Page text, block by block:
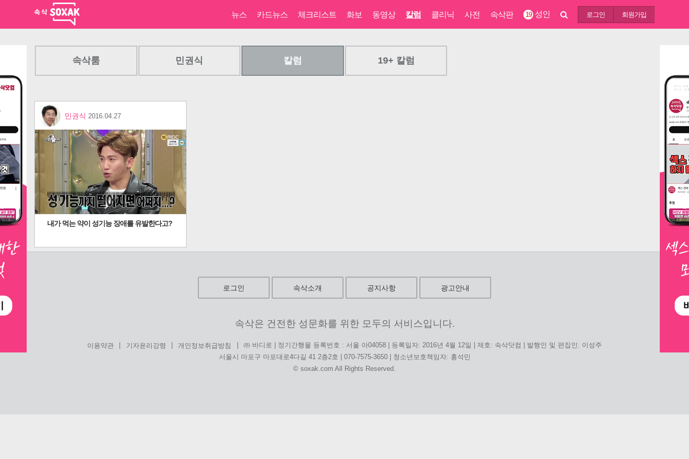
뉴스 카드뉴스 체크리스트 화보 동영상 칼럼 클리닉 사전 속삭판 19 성인 로그인 회원가입
속삭룸 민권식 칼럼 19+ 칼럼
민권식 2016.04.27
내가 먹는 약이 성기능 장애를 유발한다고?
로그인 속삭소개 공지사항 광고안내
속삭은 건전한 성문화를 위한 모두의 서비스입니다.
이용약관 기자윤리강령 개인정보취급방침
㈜ 바디로 | 정기간행물 등록번호 : 서울 아04058 | 등록일자: 2016년 4월 12일 | 제호: 속삭닷컴 | 발행인 및 편집인: 이성주
서울시 마포구 마포대로4다길 41 2층2호 | 070-7575-3650 | 청소년보호책임자: 홍석민
© soxak.com All Rights Reserved.